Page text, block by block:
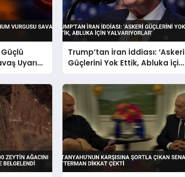
Uyarısı
Trump’tan İran İddiası: ‘Askeri
Güçlerini Yok Ettik, Abluka İçin
Yalvarıyorlar’